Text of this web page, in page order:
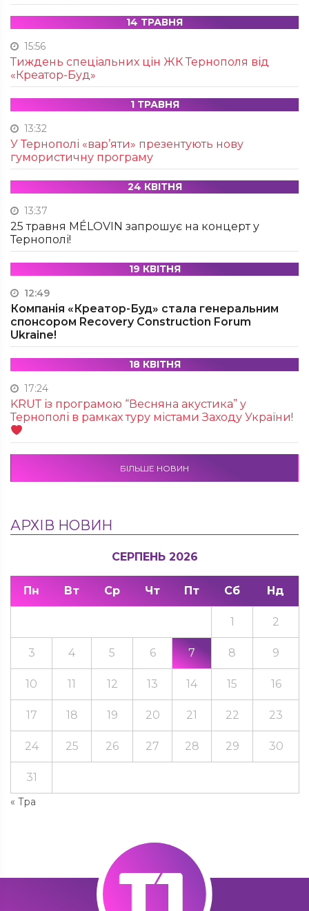
14 ТРАВНЯ
15:56
Тиждень спеціальних цін ЖК Тернополя від
«Креатор-Буд»
1 ТРАВНЯ
13:32
У Тернополі «вар’яти» презентують нову
гумористичну програму
24 КВІТНЯ
13:37
25 травня MÉLOVIN запрошує на концерт у
Тернополі!
19 КВІТНЯ
12:49
Компанія «Креатор-Буд» стала генеральним
спонсором Recovery Construction Forum
Ukraine!
18 КВІТНЯ
17:24
KRUТ із програмою “Весняна акустика” у
Тернополі в рамках туру містами Заходу України!
БІЛЬШЕ НОВИН
АРХІВ НОВИН
СЕРПЕНЬ 2026
Пн Вт Ср Чт Пт Сб Нд
« Тра
1 2
3 4 5 6 7 8 9
10 11 12 13 14 15 16
17 18 19 20 21 22 23
24 25 26 27 28 29 30
31